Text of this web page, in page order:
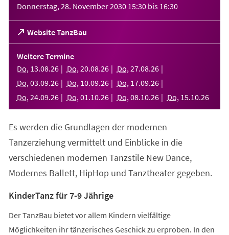
Donnerstag, 28. November 2030 15:30 bis 16:30
Website TanzBau
(Öffnet
in
einem
neuen
Tab)
Weitere Termine
Do, 13.08.26 Do, 20.08.26 Do, 27.08.26
Do, 03.09.26 Do, 10.09.26 Do, 17.09.26
Do, 24.09.26 Do, 01 .10.26 Do, 08.10.26 Do, 15.10.26
Es werden die Grundlagen der modernen
Tanzerziehung vermittelt und Einblicke in die
verschiedenen modernen Tanzstile New Dance,
Modernes Ballett, HipHop und Tanztheater gegeben.
KinderTanz für 7-9 Jährige
Der TanzBau bietet vor allem Kindern vielfältige
Möglichkeiten ihr tänzerisches Geschick zu erproben. In den